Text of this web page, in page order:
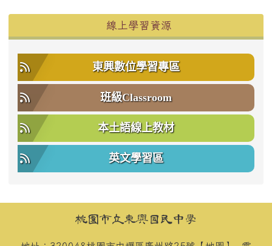
線上學習資源
東興數位學習專區
班級Classroom
本土語線上教材
英文學習區
頁尾區域內容桃園市立東興國民中學